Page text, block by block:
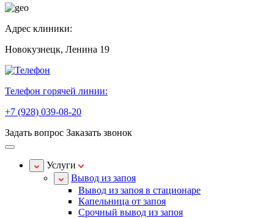
Адрес клиники:
Новокузнецк, Ленина 19
Телефон горячей линии:
+7 (928) 039-08-20
Задать вопрос Заказать звонок
Услуги
Вывод из запоя
Вывод из запоя в стационаре
Капельница от запоя
Срочный вывод из запоя